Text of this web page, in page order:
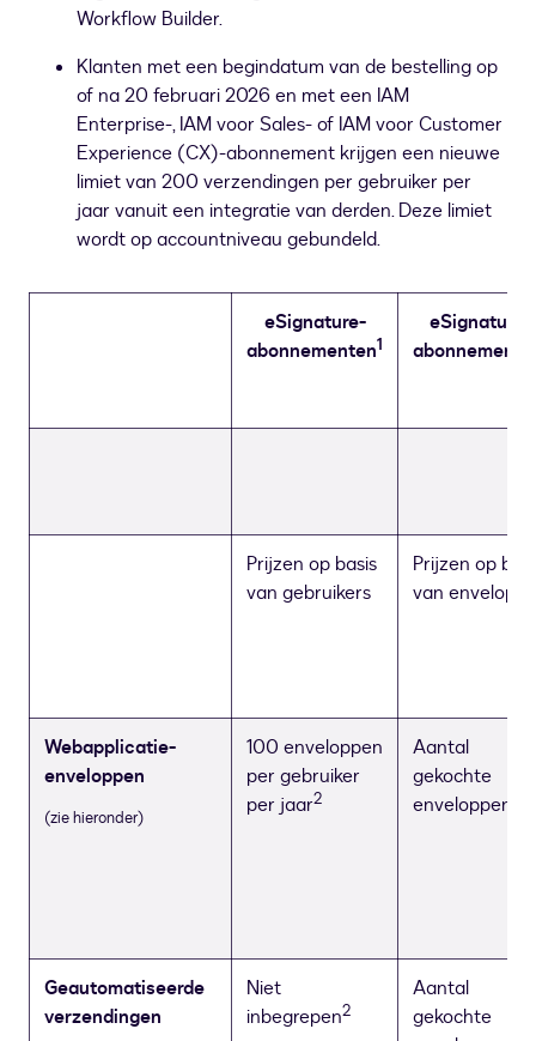
Workflow Builder.
Klanten met een begindatum van de bestelling op
of na 20 februari 2026 en met een IAM
Enterprise-, IAM voor Sales- of IAM voor Customer
Experience (CX)-abonnement krijgen een nieuwe
limiet van 200 verzendingen per gebruiker per
jaar vanuit een integratie van derden. Deze limiet
wordt op accountniveau gebundeld.
eSignature-
abonnementen1
eSignature-
Prijzen op basis
van gebruikers
Prijzen op
van
Webapplicatie-
enveloppen
(zie hieronder)
100 enveloppen
per gebruiker
per jaar2
Aantal
gekochte
enveloppen
Geautomatiseerde
verzendingen
Niet
inbegrepen2
Aantal
gekochte